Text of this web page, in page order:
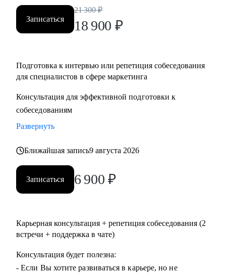
Записаться
21 300 ₽
18 900 ₽
Подготовка к интервью или репетиция собеседования
для специалистов в сфере маркетинга
Консультация для эффективной подготовки к
собеседованиям
Развернуть
Ближайшая запись9 августа 2026
Записаться 6 900 ₽
Карьерная консультация + репетиция собеседования (2
встречи + поддержка в чате)
Консультация будет полезна:
- Если Вы хотите развиваться в карьере, но не